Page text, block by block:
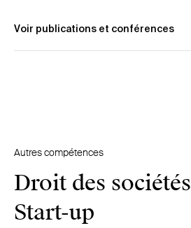
Voir publications et conférences
Autres compétences
Droit des sociétés
Start-up